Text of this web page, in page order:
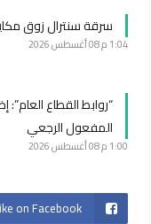
سرقة سنترال زوق
1:04 م 08 أغسطس 2026
“روابط القطاع العام”:
المفعول الرجعي
1:00 م 08 أغسطس 2026
on Facebook